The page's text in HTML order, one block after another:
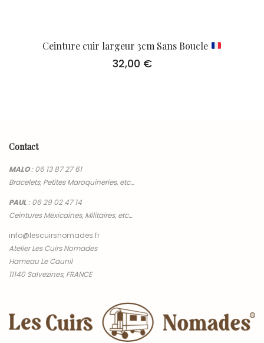
Ceinture cuir largeur 3cm Sans Boucle
32,00 €
Contact
MALO:06 13 87 27 61
Bracelets, Petites Maroquineries, etc…
PAUL:06 29 02 47 14
Ceintures Mexicaines, Militaires, etc…
info@lescuirsnomades.fr
Atelier Les Cuirs Nomades
Hameau Le Caunil
11140 Salvezines, FRANCE